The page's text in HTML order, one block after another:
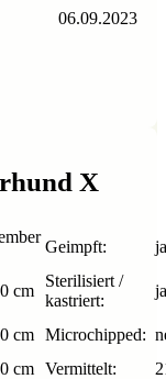
06.09.2023
X
Geimpft: ja
cm
Sterilisiert /
kastriert:
ja
cm Microchipped:
cm Vermittelt: